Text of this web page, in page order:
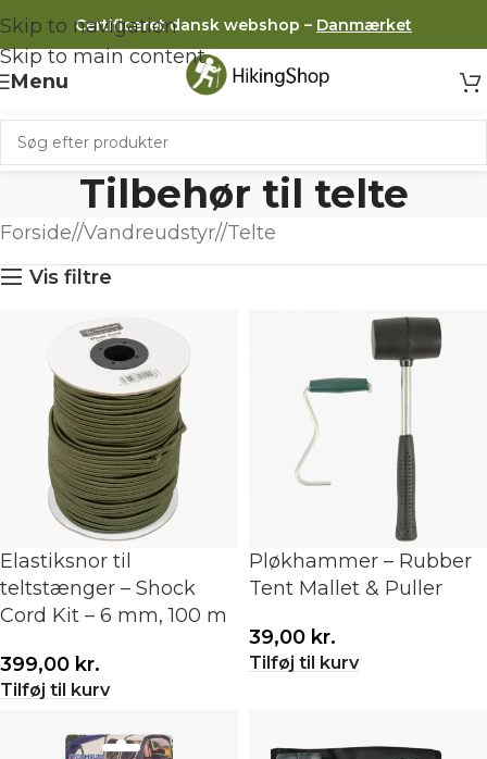
Skip to navigation
Skip to main content
Certificeret dansk webshop – Danmærket
Menu
Tilbehør til telte
Forside/ Vandreudstyr/ Telte
Vis filtre
Elastiksnor til
teltstænger – Shock
Cord Kit – 6 mm, 100 m
399,00 kr.
Tilføj til kurv
Pløkhammer – Rubber
Tent Mallet & Puller
39,00 kr.
Tilføj til kurv